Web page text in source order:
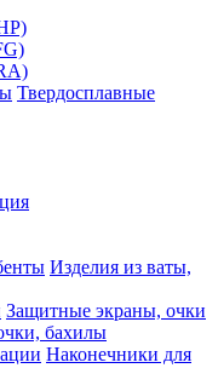
Твердосплавные
Изделия из ваты,
Защитные экраны, очки
бахилы
Наконечники для